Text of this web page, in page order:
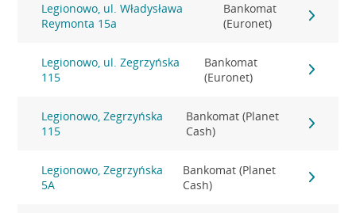
Legionowo, ul. Władysława
Reymonta 15a
Bankomat
(Euronet)
Legionowo, ul. Zegrzyńska
115
Bankomat
(Euronet)
Legionowo, Zegrzyńska
115
Bankomat (Planet
Cash)
Legionowo, Zegrzyńska
5A
Bankomat (Planet
Cash)